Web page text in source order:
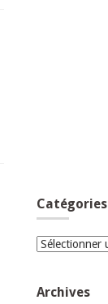
Catégories
Catégories
Archives